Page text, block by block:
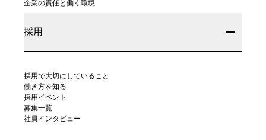
企業の責任と働く環境
採用
採用で大切にしていること
働き方を知る
採用イベント
募集一覧
社員インタビュー